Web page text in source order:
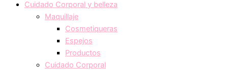
Cuidado Corporal y belleza
Maquillaje
Cosmetiqueras
Espejos
Productos
Cuidado Corporal